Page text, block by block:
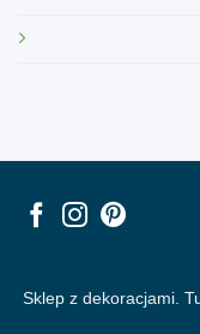
Sklep z dekoracjami.